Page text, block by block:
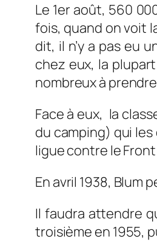
Le 1er août, 560
fois, quand on voit
dit, il n’y a pas eu
chez eux, la
nombreux à
Face à eux, la
du camping) qui
ligue contre le
En avril 1938, Blum
Il faudra attendre
troisième en 1955,